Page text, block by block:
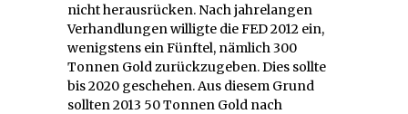
nicht herausrücken. Nach jahrelangen
Verhandlungen willigte die FED 2012 ein,
wenigstens ein Fünftel, nämlich 300
Tonnen Gold zurückzugeben. Dies sollte
bis 2020 geschehen. Aus diesem Grund
sollten 2013 50 Tonnen Gold nach